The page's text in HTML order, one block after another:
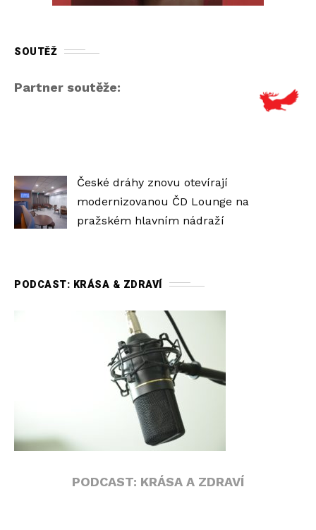
SOUTĚŽ
Partner soutěže:
České dráhy znovu otevírají
modernizovanou ČD Lounge na
pražském hlavním nádraží
PODCAST: KRÁSA & ZDRAVÍ
PODCAST: KRÁSA A ZDRAVÍ